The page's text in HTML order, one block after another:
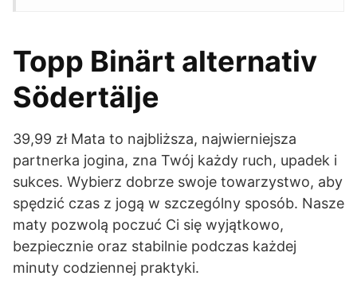
Topp Binärt alternativ
Södertälje
39,99 zł Mata to najbliższa, najwierniejsza
partnerka jogina, zna Twój każdy ruch, upadek i
sukces. Wybierz dobrze swoje towarzystwo, aby
spędzić czas z jogą w szczególny sposób. Nasze
maty pozwolą poczuć Ci się wyjątkowo,
bezpiecznie oraz stabilnie podczas każdej
minuty codziennej praktyki.